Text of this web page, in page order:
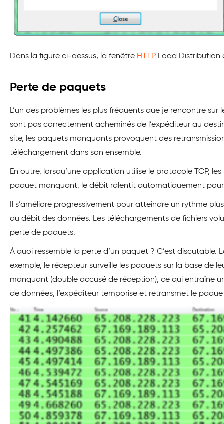
Dans la figure ci-dessus, la fenêtre HTTP Load Distribution
Perte de paquets
L’un des problèmes les plus fréquents que je rencontre
sont pas correctement acheminés de l’expéditeur au
site, les paquets manquants provoquent des
téléchargement dans son ensemble.
En outre, lorsqu’une application utilise le protocole TCP,
paquet manquant, le débit ralentit automatiquement
Il s’améliore progressivement pour atteindre un rythme
du débit des données. Les téléchargements de fichiers
perte de paquets.
À quoi ressemble la perte d’un paquet ? C’est
exemple, le récepteur surveille les paquets sur la base
manquant (double accusé de réception), ce qui entraîne
de données, l’expéditeur temporise et retransmet le